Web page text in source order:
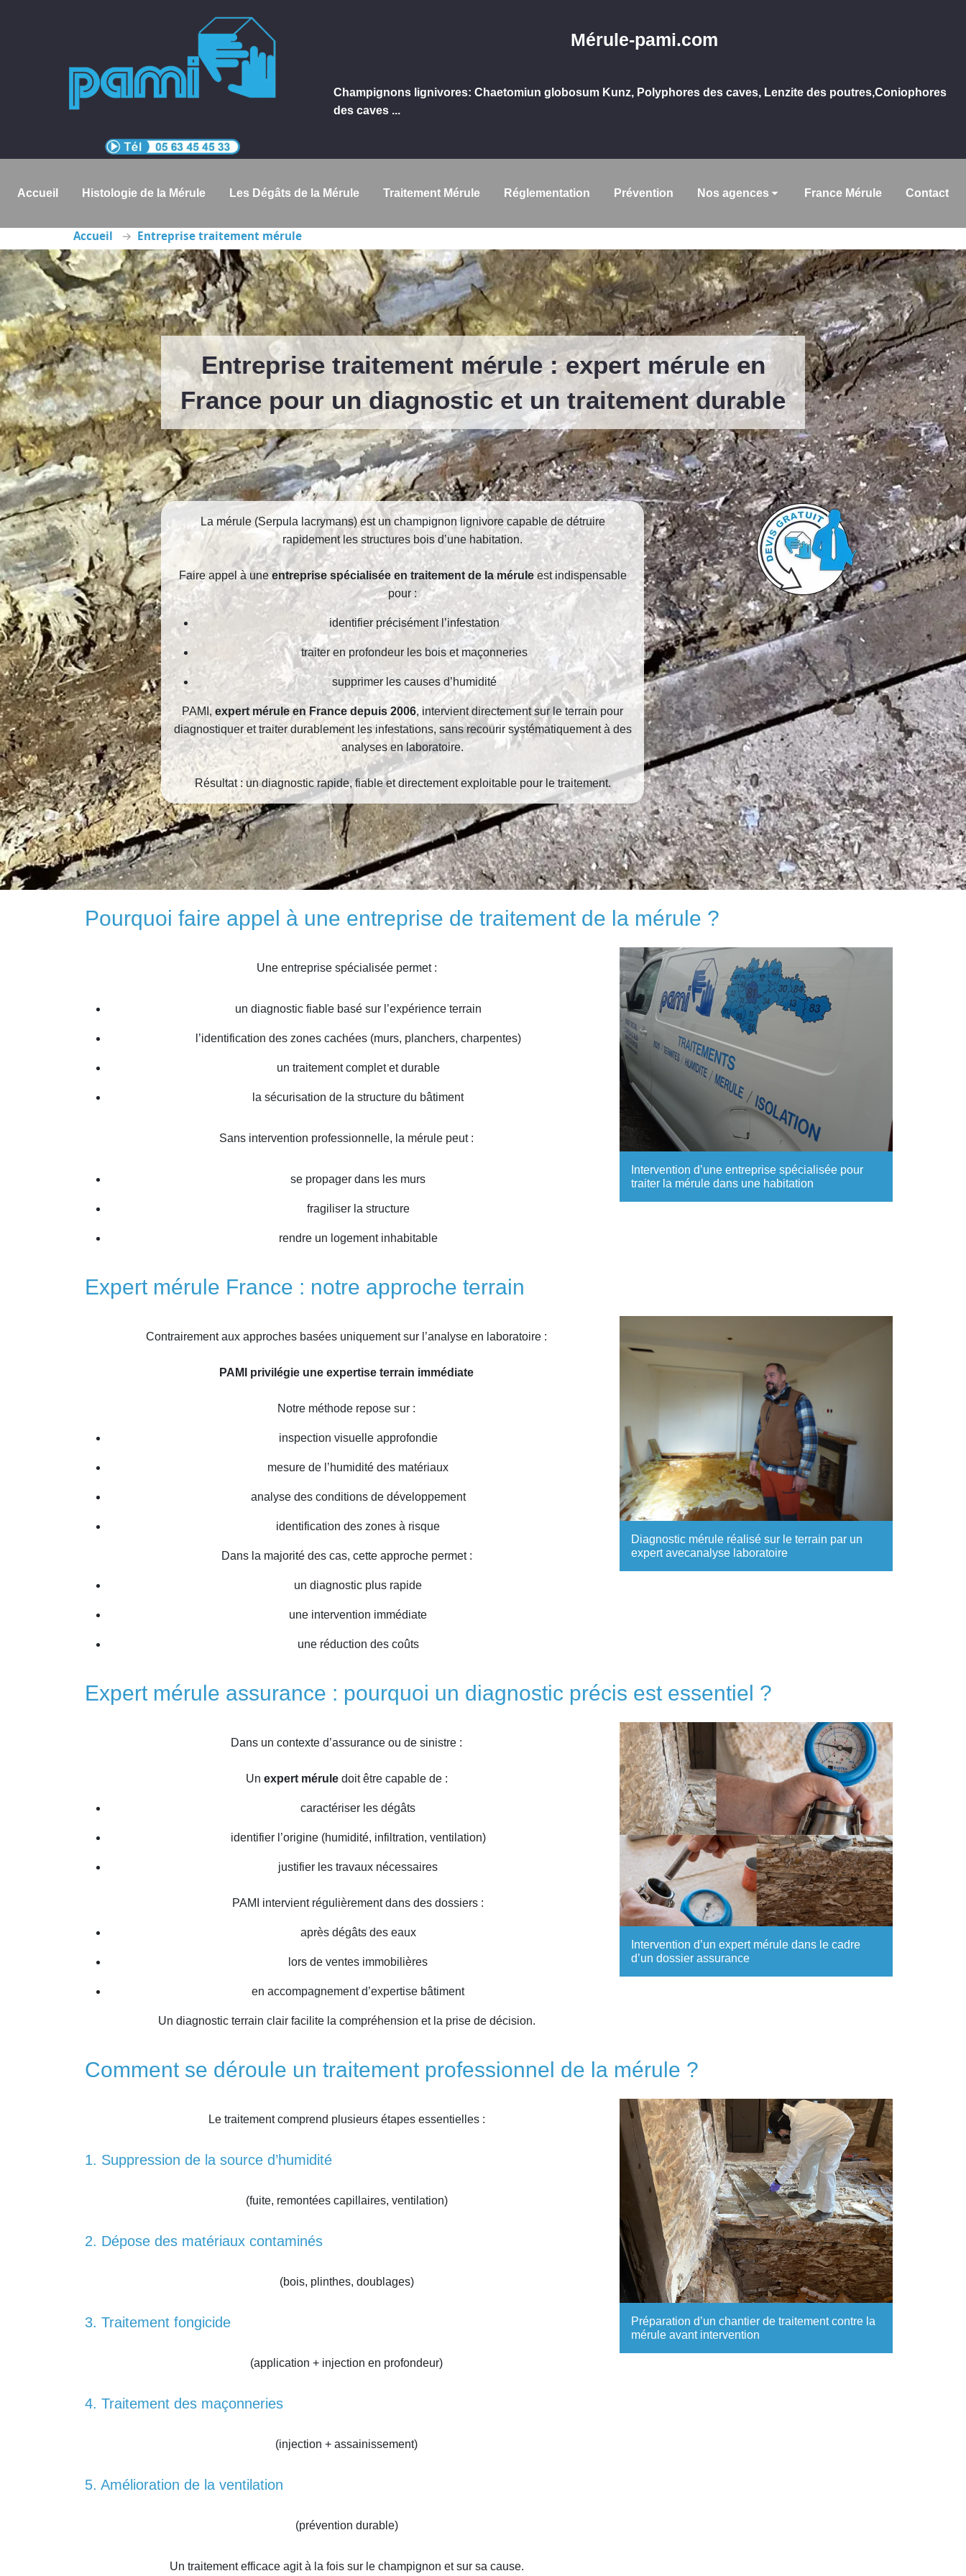
Mérule-pami.com
Champignons lignivores: Chaetomiun globosum Kunz, Polyphores des caves, Lenzite des poutres,Coniophores
des caves ...
Accueil Histologie de la Mérule Les Dégâts de la Mérule Traitement Mérule Réglementation Prévention Nos agences France Mérule Contact
Accueil Entreprise traitement mérule
Entreprise traitement mérule : expert mérule en
France pour un diagnostic et un traitement durable
La mérule (Serpula lacrymans) est un champignon lignivore capable de détruire
rapidement les structures bois d’une habitation.
Faire appel à uneentreprise spécialisée en traitement de la méruleest indispensable
pour :
identifier précisément l’infestation
traiter en profondeur les bois et maçonneries
supprimer les causes d’humidité
PAMI, expert mérule en France depuis 2006, intervient directement sur le terrain pour
diagnostiquer et traiter durablement les infestations, sans recourir systématiquement à des
analyses en laboratoire.
Résultat : un diagnostic rapide, fiable et directement exploitable pour le traitement.
Pourquoi faire appel à une entreprise de traitement de la mérule ?
Une entreprise spécialisée permet :
un diagnostic fiable basé sur l’expérience terrain
l’identification des zones cachées (murs, planchers, charpentes)
un traitement complet et durable
la sécurisation de la structure du bâtiment
Sans intervention professionnelle, la mérule peut :
se propager dans les murs
fragiliser la structure
rendre un logement inhabitable
Intervention d’une entreprise spécialisée pour
traiter la mérule dans une habitation
Expert mérule France : notre approche terrain
Contrairement aux approches basées uniquement sur l’analyse en laboratoire :
PAMI privilégie une expertise terrain immédiate
Notre méthode repose sur :
inspection visuelle approfondie
mesure de l’humidité des matériaux
analyse des conditions de développement
identification des zones à risque
Dans la majorité des cas, cette approche permet :
un diagnostic plus rapide
une intervention immédiate
une réduction des coûts
Diagnostic mérule réalisé sur le terrain par un
expert avecanalyse laboratoire
Expert mérule assurance : pourquoi un diagnostic précis est essentiel ?
Dans un contexte d’assurance ou de sinistre :
Un expert méruledoit être capable de :
caractériser les dégâts
identifier l’origine (humidité, infiltration, ventilation)
justifier les travaux nécessaires
PAMI intervient régulièrement dans des dossiers :
après dégâts des eaux
lors de ventes immobilières
en accompagnement d’expertise bâtiment
Un diagnostic terrain clair facilite la compréhension et la prise de décision.
Intervention d’un expert mérule dans le cadre
d’un dossier assurance
Comment se déroule un traitement professionnel de la mérule ?
Le traitement comprend plusieurs étapes essentielles :
1. Suppression de la source d’humidité
(fuite, remontées capillaires, ventilation)
2. Dépose des matériaux contaminés
(bois, plinthes, doublages)
3. Traitement fongicide
(application + injection en profondeur)
4. Traitement des maçonneries
(injection + assainissement)
5. Amélioration de la ventilation
(prévention durable)
Un traitement efficace agit à la fois sur le champignon et sur sa cause.
Préparation d’un chantier de traitement contre la
mérule avant intervention